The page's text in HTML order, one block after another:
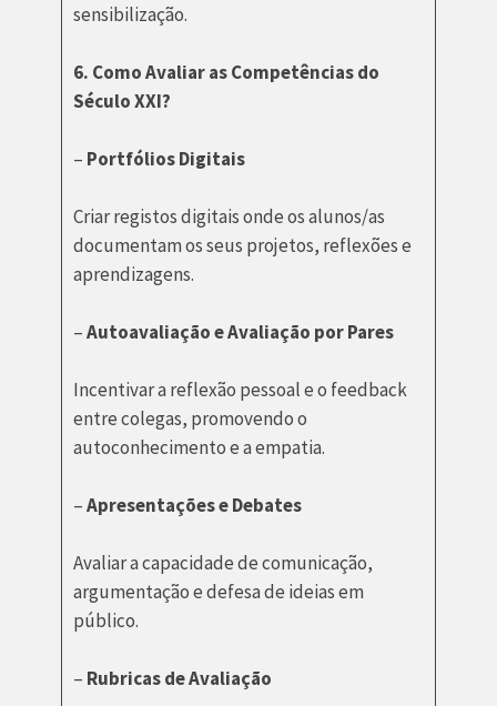
sensibilização.
6. Como Avaliar as Competências do
Século XXI?
– Portfólios Digitais
Criar registos digitais onde os alunos/as
documentam os seus projetos, reflexões e
aprendizagens.
–Autoavaliação e Avaliação por Pares
Incentivar a reflexão pessoal e o feedback
entre colegas, promovendo o
autoconhecimento e a empatia.
–Apresentações e Debates
Avaliar a capacidade de comunicação,
argumentação e defesa de ideias em
público.
– Rubricas de Avaliação